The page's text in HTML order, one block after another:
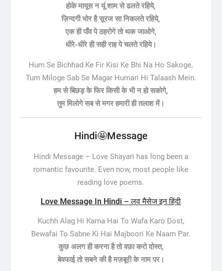
होके मायूस न यूं शाम से ढलते रहिये,
ज़िन्दगी भोर है सूरज सा निकलते रहिये,
एक ही पाँव पे ठहरोगे तो थक जाओगे,
धीरे-धीरे ही सही राह पे चलते रहिये।
Hum Se Bichhad Ke Fir Kisi Ke Bhi Na Ho Sakoge,
Tum Miloge Sab Se Magar Humari Hi Talaash Mein.
हम से बिछड़ के फिर किसी के भी न हो सकोगे,
तुम मिलोगे सब से मगर हमारी ही तलाश में।
Hindi🤩Message
Hindi Message – Love Shayari has long been a
romantic favourite. Even now, most people like
reading love poems.
Love Message In Hindi – लव मैसेज इन हिंदी
Kuchh Alag Hi Karna Hai To Wafa Karo Dost,
Bewafai To Sabne Ki Hai Majboori Ke Naam Par.
कुछ अलग ही करना है तो वफ़ा करो दोस्त,
बेवफाई तो सबने की है मज़बूरी के नाम पर।